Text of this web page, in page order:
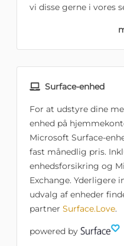
vi disse gerne i vores
Surface-enhed
For at udstyre dine
enhed på
Microsoft Surface-
fast månedlig pris.
enhedsforsikring og
Exchange. Yderligere
udvalg af enheder
partner Surface.Love.
powered by